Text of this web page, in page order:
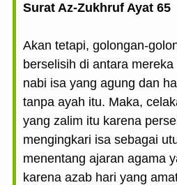
Surat Az-Zukhruf Ayat 65
Akan tetapi, golongan-
berselisih di antara
nabi isa yang agung dan
tanpa ayah itu. Maka,
yang zalim itu karena
mengingkari isa sebagai
menentang ajaran agama
karena azab hari yang